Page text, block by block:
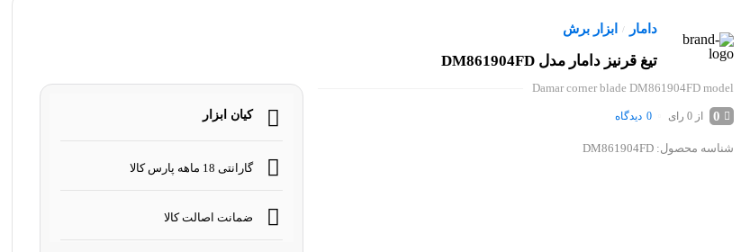
دامار / ابزار برش
تیغ قرنیز دامار مدل DM861904FD
Damar corner blade DM861904FD model
0 از 0 رای 0 دیدگاه
شناسه محصول: DM861904FD
کیان ابزار
گارانتی 18 ماهه پارس کالا
ضمانت اصالت کالا